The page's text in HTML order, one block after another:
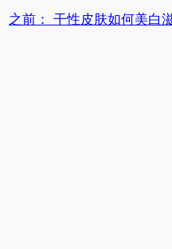
之前： 干性皮肤如何美白